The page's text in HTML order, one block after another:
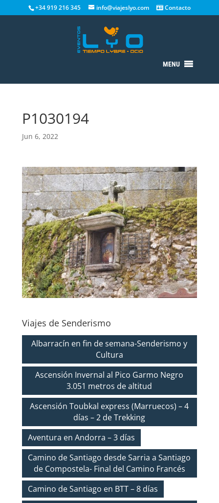
+34 919 216 345 info@viajeslyo.com Contacto
MENU
P1030194
Jun 6, 2022
Viajes de Senderismo
Albarracín en fin de semana-Senderismo y
Cultura
Ascensión Invernal al Pico Garmo Negro
3.051 metros de altitud
Ascensión Toubkal express (Marruecos) – 4
días – 2 de Trekking
Aventura en Andorra – 3 días
Camino de Santiago desde Sarria a Santiago
de Compostela- Final del Camino Francés
Camino de Santiago en BTT – 8 días